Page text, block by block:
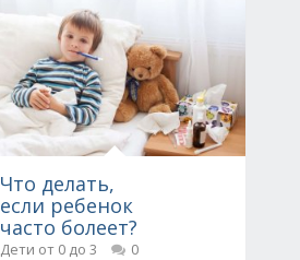
Что делать,
если ребенок
часто болеет?
Дети от 0 до 3
0